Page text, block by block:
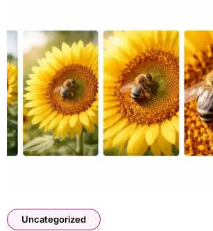
Uncategorized